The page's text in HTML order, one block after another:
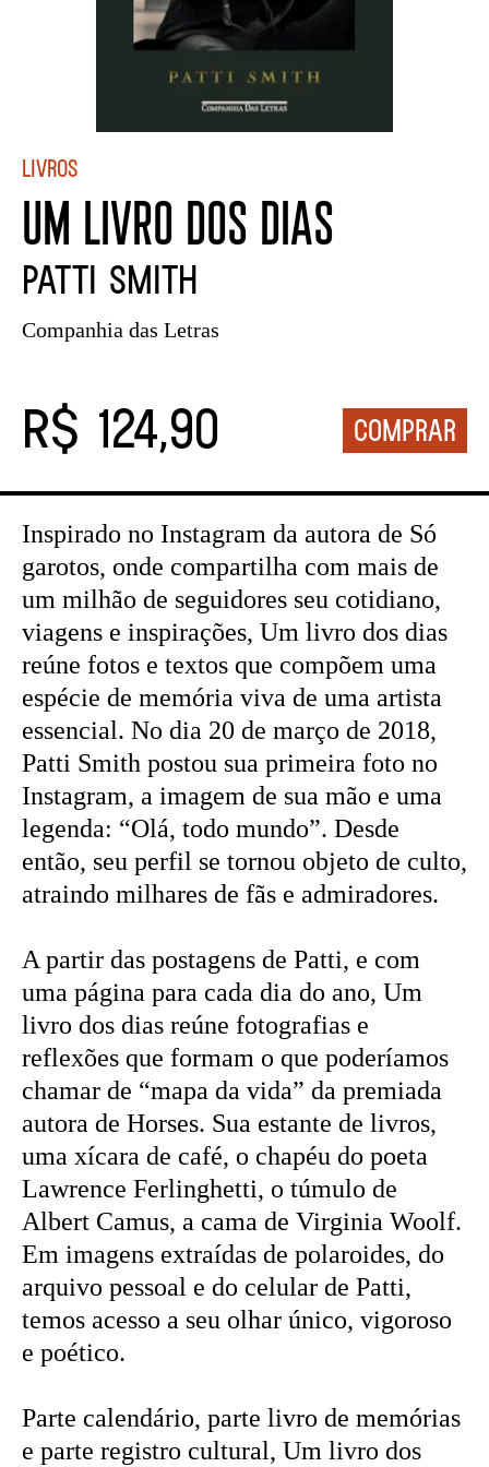
Livros
UM LIVRO DOS DIAS
Patti Smith
Companhia das Letras
R$ 124,90
Inspirado no Instagram da autora de Só
garotos, onde compartilha com mais de
um milhão de seguidores seu cotidiano,
viagens e inspirações, Um livro dos dias
reúne fotos e textos que compõem uma
espécie de memória viva de uma artista
essencial. No dia 20 de março de 2018,
Patti Smith postou sua primeira foto no
Instagram, a imagem de sua mão e uma
legenda: “Olá, todo mundo”. Desde
então, seu perfil se tornou objeto de culto,
atraindo milhares de fãs e admiradores.
A partir das postagens de Patti, e com
uma página para cada dia do ano, Um
livro dos dias reúne fotografias e
reflexões que formam o que poderíamos
chamar de “mapa da vida” da premiada
autora de Horses. Sua estante de livros,
uma xícara de café, o chapéu do poeta
Lawrence Ferlinghetti, o túmulo de
Albert Camus, a cama de Virginia Woolf.
Em imagens extraídas de polaroides, do
arquivo pessoal e do celular de Patti,
temos acesso a seu olhar único, vigoroso
e poético.
Parte calendário, parte livro de memórias
e parte registro cultural, Um livro dos